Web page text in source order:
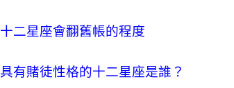
十二星座會翻舊帳的程度
具有賭徒性格的十二星座是誰？